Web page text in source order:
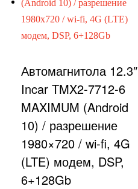
Автомагнитола 12.3″
Incar TMX2-7712-6
MAXIMUM (Android
10) / разрешение
1980×720 / wi-fi, 4G
(LTE) модем, DSP,
6+128Gb